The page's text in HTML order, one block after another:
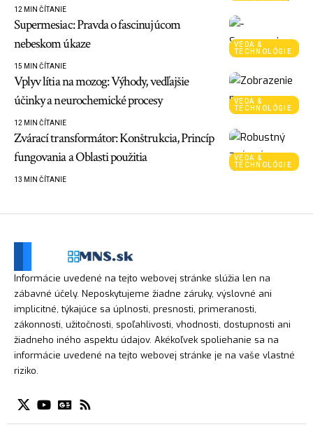
12 MIN ČÍTANIE
VEDA &
TECHNOLÓGIE
Supermesiac: Pravda o fascinujúcom
nebeskom úkaze
15 MIN ČÍTANIE
VEDA &
TECHNOLÓGIE
Vplyv lítia na mozog: Výhody, vedľajšie
účinky a neurochemické procesy
12 MIN ČÍTANIE
VEDA &
TECHNOLÓGIE
Zvárací transformátor: Konštrukcia, Princíp
fungovania a Oblasti použitia
13 MIN ČÍTANIE
Informácie uvedené na tejto webovej stránke slúžia len na
zábavné účely. Neposkytujeme žiadne záruky, výslovné ani
implicitné, týkajúce sa úplnosti, presnosti, primeranosti,
zákonnosti, užitočnosti, spoľahlivosti, vhodnosti, dostupnosti ani
žiadneho iného aspektu údajov. Akékoľvek spoliehanie sa na
informácie uvedené na tejto webovej stránke je na vaše vlastné
riziko.